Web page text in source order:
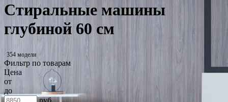
Стиральные машины
глубиной 60 см
354 модели
Фильтр по товарам
Цена
от
до
руб.